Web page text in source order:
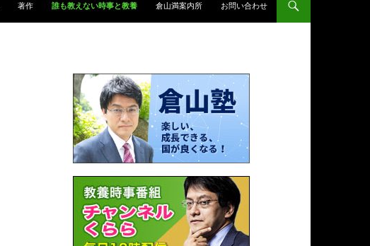
著作 誰も教えない時事と教養 倉山満案内所 お問い合わせ